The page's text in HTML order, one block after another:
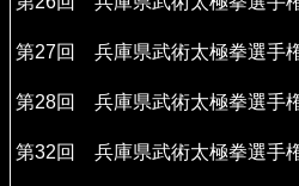
伝統器
第27回 兵庫県武術太極拳選手
伝統器
第28回 兵庫県武術太極拳選手
伝統器
第32回 兵庫県武術太極拳選手